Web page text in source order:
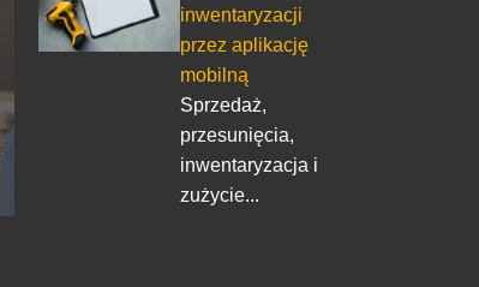
inwentaryzacji
przez aplikację
mobilną
Sprzedaż,
przesunięcia,
inwentaryzacja i
zużycie...